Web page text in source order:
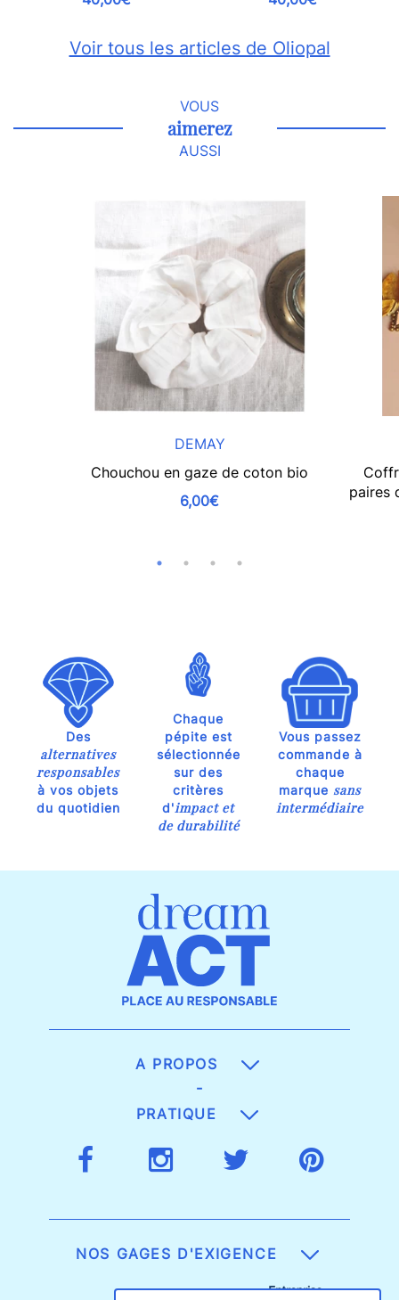
Voir tous les articles de Oliopal
VOUS
aimerez
AUSSI
DEMAY
Chouchou en gaze de coton bio
6,00€
paires
Des
alternatives
responsables
à vos objets
du quotidien
Chaque
pépite est
sélectionnée
sur des
critères
d'impact et
de durabilité
Vous passez
commande à
chaque
marque sans
intermédiaire
A PROPOS
-
PRATIQUE
NOS GAGES D'EXIGENCE